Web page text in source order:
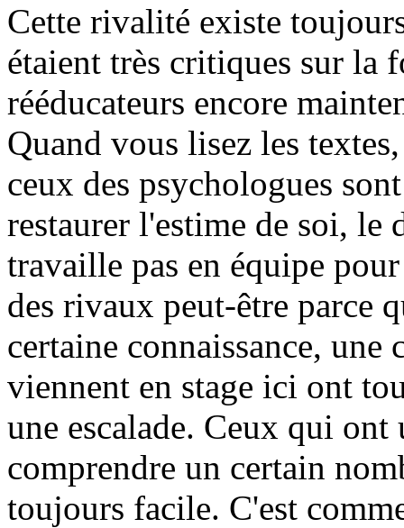
Cette rivalité existe
étaient très critiques sur la
rééducateurs encore
Quand vous lisez les
ceux des psychologues
restaurer l'estime de soi, le
travaille pas en équipe
des rivaux peut-être parce
certaine connaissance,
viennent en stage ici ont
une escalade. Ceux qui
comprendre un certain
toujours facile. C'est